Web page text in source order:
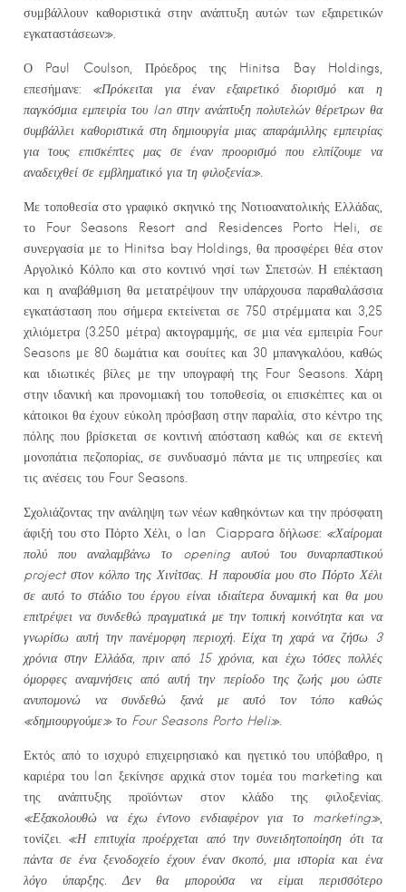
συμβάλλουν καθοριστικά στην ανάπτυξη αυτών των εξαιρετικών
εγκαταστάσεων».
Ο Paul Coulson, Πρόεδρος της Hinitsa Bay Holdings,
επεσήμανε: «Πρόκειται για έναν εξαιρετικό διορισμό και η
παγκόσμια εμπειρία του Ian στην ανάπτυξη πολυτελών θέρετρων θα
συμβάλλει καθοριστικά στη δημιουργία μιας απαράμιλλης εμπειρίας
για τους επισκέπτες μας σε έναν προορισμό που ελπίζουμε να
αναδειχθεί σε εμβληματικό για τη φιλοξενία».
Με τοποθεσία στο γραφικό σκηνικό της Νοτιοανατολικής Ελλάδας,
το Four Seasons Resort and Residences Porto Heli, σε
συνεργασία με το Hinitsa bay Holdings, θα προσφέρει θέα στον
Αργολικό Κόλπο και στο κοντινό νησί των Σπετσών. Η επέκταση
και η αναβάθμιση θα μετατρέψουν την υπάρχουσα παραθαλάσσια
εγκατάσταση που σήμερα εκτείνεται σε 750 στρέμματα και 3,25
χιλιόμετρα (3.250 μέτρα) ακτογραμμής, σε μια νέα εμπειρία Four
Seasons με 80 δωμάτια και σουίτες και 30 μπανγκαλόου, καθώς
και ιδιωτικές βίλες με την υπογραφή της Four Seasons. Χάρη
στην ιδανική και προνομιακή του τοποθεσία, οι επισκέπτες και οι
κάτοικοι θα έχουν εύκολη πρόσβαση στην παραλία, στο κέντρο της
πόλης που βρίσκεται σε κοντινή απόσταση καθώς και σε εκτενή
μονοπάτια πεζοπορίας, σε συνδυασμό πάντα με τις υπηρεσίες και
τις ανέσεις του Four Seasons.
Σχολιάζοντας την ανάληψη των νέων καθηκόντων και την πρόσφατη
άφιξή του στο Πόρτο Χέλι, ο Ian Ciappara δήλωσε: «Χαίρομαι
πολύ που αναλαμβάνω το opening αυτού του συναρπαστικού
projectστον κόλπο της Χινίτσας. Η παρουσία μου στο Πόρτο Χέλι
σε αυτό το στάδιο του έργου είναι ιδιαίτερα δυναμική και θα μου
επιτρέψει να συνδεθώ πραγματικά με την τοπική κοινότητα και να
γνωρίσω αυτή την πανέμορφη περιοχή. Είχα τη χαρά να ζήσω 3
χρόνια στην Ελλάδα, πριν από 15 χρόνια, και έχω τόσες πολλές
όμορφες αναμνήσεις από αυτή την περίοδο της ζωής μου ώστε
ανυπομονώ να συνδεθώ ξανά με αυτό τον τόπο καθώς
«δημιουργούμε» το Four Seasons Porto Heli».
Εκτός από το ισχυρό επιχειρησιακό και ηγετικό του υπόβαθρο, η
καριέρα του Ian ξεκίνησε αρχικά στον τομέα του marketing και
της ανάπτυξης προϊόντων στον κλάδο της φιλοξενίας.
«Εξακολουθώ να έχω έντονο ενδιαφέρον για το marketing»,
τονίζει. «Η επιτυχία προέρχεται από την συνειδητοποίηση ότι τα
πάντα σε ένα ξενοδοχείο έχουν έναν σκοπό, μια ιστορία και ένα
λόγο ύπαρξης. Δεν θα μπορούσα να είμαι περισσότερο